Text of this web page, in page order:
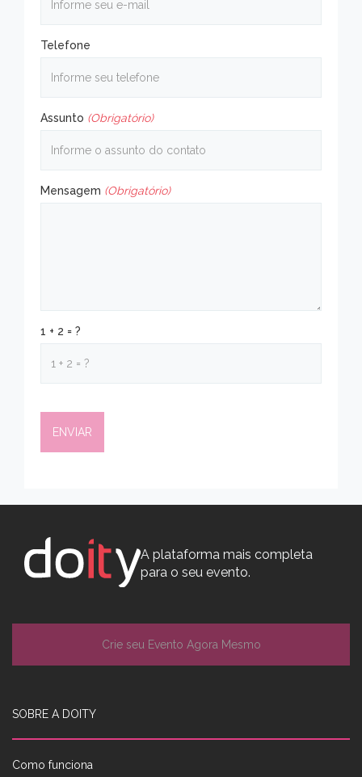
Telefone
Assunto (Obrigatório)
Mensagem (Obrigatório)
1 + 2 = ?
A plataforma mais completa
para o seu evento.
Crie seu Evento Agora Mesmo
SOBRE A DOITY
Como funciona